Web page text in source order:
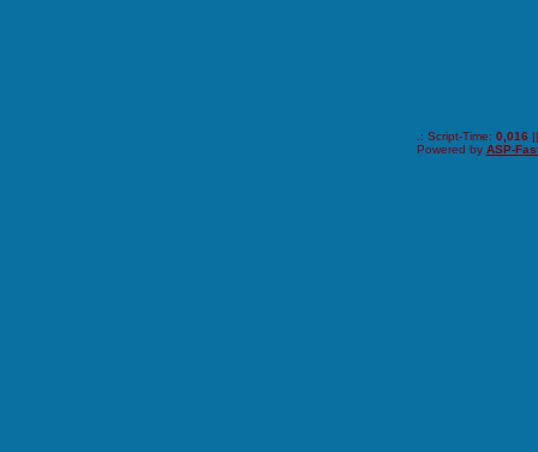
.: Script-Time: 0,016
Powered by ASP-